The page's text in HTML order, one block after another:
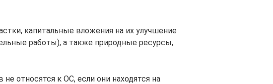
капитальные вложения на их улучшение
работы), а также природные ресурсы,
относятся к ОС, если они находятся на